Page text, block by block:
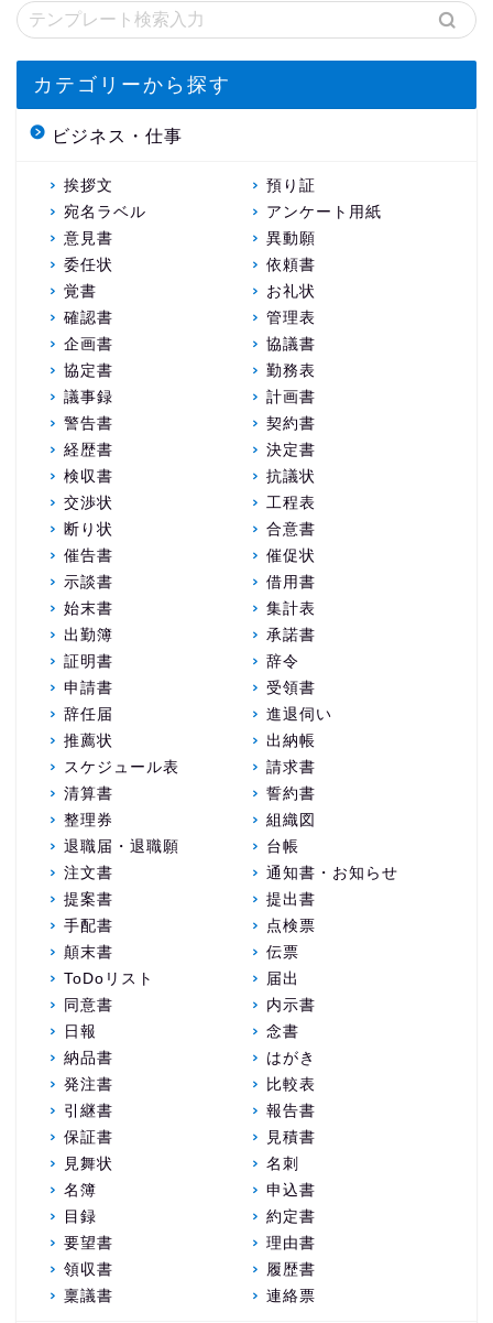
カテゴリーから探す
ビジネス・仕事
挨拶文
預り証
宛名ラベル
アンケート用紙
意見書
異動願
委任状
依頼書
覚書
お礼状
確認書
管理表
企画書
協議書
協定書
勤務表
議事録
計画書
警告書
契約書
経歴書
決定書
検収書
抗議状
交渉状
工程表
断り状
合意書
催告書
催促状
示談書
借用書
始末書
集計表
出勤簿
承諾書
証明書
辞令
申請書
受領書
辞任届
進退伺い
推薦状
出納帳
スケジュール表
請求書
清算書
誓約書
整理券
組織図
退職届・退職願
台帳
注文書
通知書・お知らせ
提案書
提出書
手配書
点検票
顛末書
伝票
ToDoリスト
届出
同意書
内示書
日報
念書
納品書
はがき
発注書
比較表
引継書
報告書
保証書
見積書
見舞状
名刺
名簿
申込書
目録
約定書
要望書
理由書
領収書
履歴書
稟議書
連絡票